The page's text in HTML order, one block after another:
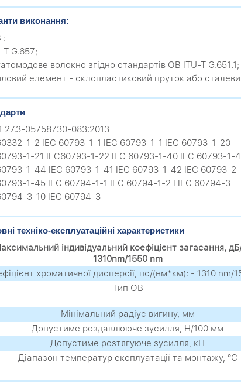
виконання:
:
T G.657;
волокно згідно стандартів ОВ ITU-T
елемент - склопластиковий пруток або
27.3-05758730-083:2013
1-2 IEC 60793-1-1 IEC 60793-1-1 IEC 60793-1-20
1-21 IEC60793-1-22 IEC 60793-1-40 IEC 60793-1-
1-44 IEC 60793-1-41 IEC 60793-1-42 IEC 60793-2
1-45 IEC 60794-1-1 IEC 60794-1-2 I IEC 60794-3
3-10 IEC 60794-3
техніко-експлуатаційні характеристики
індивідуальний коефіцієнт загасання,
1310nm/1550 nm
хроматичної дисперсії, пс/(нм*км): - 1310 nm/
Тип ОВ
Мінімальний радіус вигину, мм
Допустиме роздавлююче зусилля, Н/100 мм
Допустиме розтягуюче зусилля, кН
Діапазон температур експлуатації та монтажу, °С